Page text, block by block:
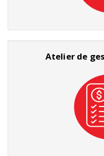
Atelier de